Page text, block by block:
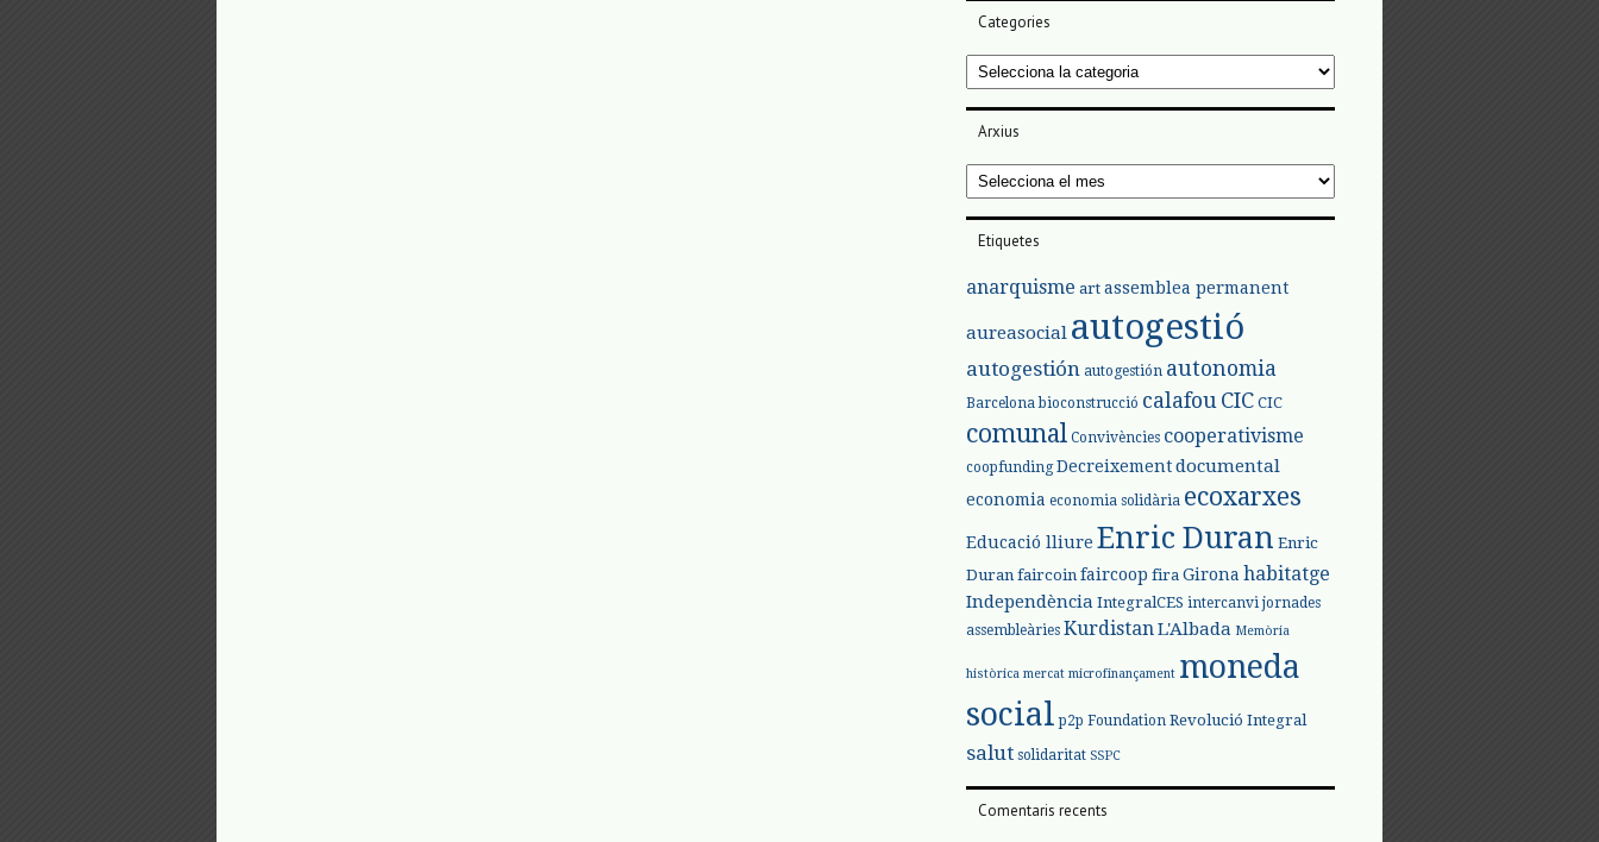
Categories
Categories
Arxius
Arxius
Etiquetes
anarquisme art assemblea permanent
aureasocial autogestió
autogestión autogestión autonomia
Barcelona bioconstrucció calafou CIC CIC
comunal Convivències cooperativisme
coopfunding Decreixementdocumental
economia economia solidària ecoxarxes
Educació lliure Enric Duran Enric
Duran faircoin faircoop fira Girona habitatge
Independència IntegralCES intercanvi jornades
assembleàries Kurdistan L'Albada Memòria
històrica mercat microfinançament moneda
social p2p Foundation Revolució Integral
salut solidaritat SSPC
Comentaris recents